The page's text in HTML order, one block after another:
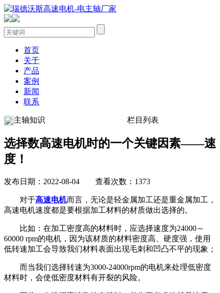
首页
关于
产品
案例
新闻
联系
主轴知识 栏目列表
选择数高速电机时的一个关键因素——速
度！
发布日期：2022-08-04 查看次数：1373
对于高速电机而言，无论是轻金属加工还是重金属加工，
高速电机速度都是要根据加工材料的材质做出选择的。
比如：在加工密度高的材料时，应选择速度为24000～
60000 rpm的电机，因为该材质的材料密度高、硬度强，使用
低转速加工会导致我们材料表面出现毛刺和凹凸不平的现象；
而当我们选择转速为3000-24000rpm的电机来处理低密度
材料时，会使低密度材料有开裂的风险。